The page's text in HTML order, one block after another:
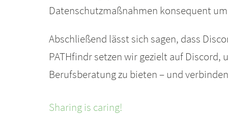
Datenschutzmaßnahmen konsequent
Abschließend lässt sich sagen, dass
PATHfindr setzen wir gezielt auf
Berufsberatung zu bieten – und
Sharing is caring!